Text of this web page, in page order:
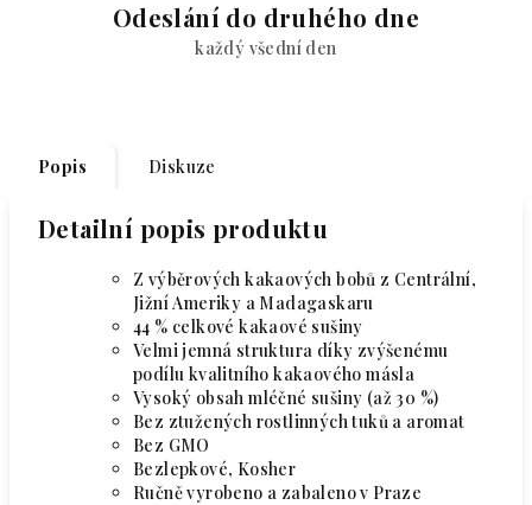
Odeslání do druhého dne
každý všední den
Popis Diskuze
Detailní popis produktu
Z výběrových kakaových bobů z Centrální,
Jižní Ameriky a Madagaskaru
44 % celkové kakaové sušiny
Velmi jemná struktura díky zvýšenému
podílu kvalitního kakaového másla
Vysoký obsah mléčné sušiny (až 30 %)
Bez ztužených rostlinných tuků a aromat
Bez GMO
Bezlepkové, Kosher
Ručně vyrobeno a zabaleno v Praze